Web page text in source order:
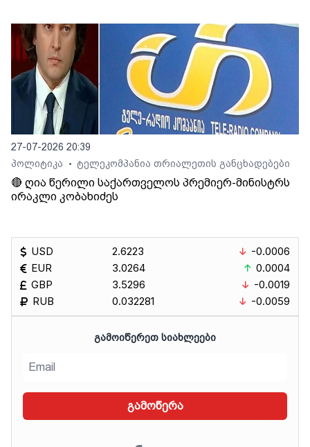
27-07-2026 20:39
პოლიტიკა
• ტელეკომპანია თრიალეთის განცხადებები
🔴 ღია წერილი საქართველოს პრემიერ-მინისტრს
ირაკლი კობახიძეს
USD
EUR
GBP
RUB
2.6223
3.0264
3.5296
0.032281
-0.0006
0.0004
-0.0019
-0.0059
ᲒᲐᲛᲝᲘᲬᲔᲠᲔᲗ ᲡᲘᲐᲮᲚᲔᲔᲑᲘ
გამოწერა